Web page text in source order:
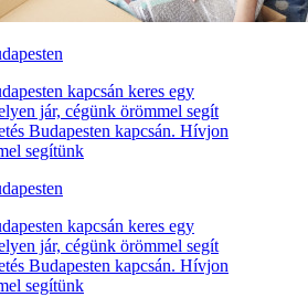
kapcsán keres egy
jár, cégünk örömmel segít
Budapesten kapcsán. Hívjon
segítünk
kapcsán keres egy
jár, cégünk örömmel segít
Budapesten kapcsán. Hívjon
segítünk